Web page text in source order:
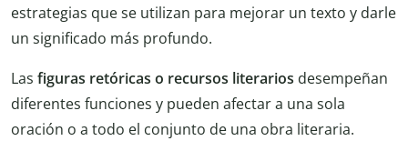
estrategias que se utilizan para mejorar un texto y darle
un significado más profundo.
Las figuras retóricas o recursos literarios desempeñan
diferentes funciones y pueden afectar a una sola
oración o a todo el conjunto de una obra literaria.